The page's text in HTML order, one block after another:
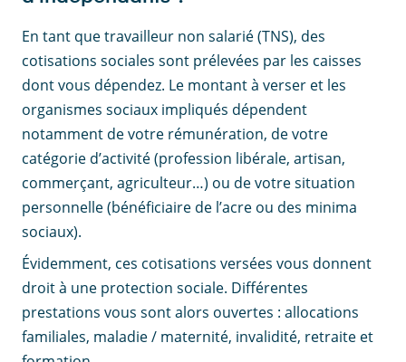
En tant que travailleur non salarié (TNS), des
cotisations sociales sont prélevées par les caisses
dont vous dépendez. Le montant à verser et les
organismes sociaux impliqués dépendent
notamment de votre rémunération, de votre
catégorie d’activité (profession libérale, artisan,
commerçant, agriculteur…) ou de votre situation
personnelle (bénéficiaire de l’acre ou des minima
sociaux).
Évidemment, ces cotisations versées vous donnent
droit à une protection sociale. Différentes
prestations vous sont alors ouvertes : allocations
familiales, maladie / maternité, invalidité, retraite et